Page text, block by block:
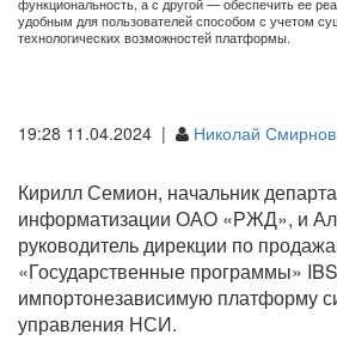
удобным для пользователей способом с учетом
технологических возможностей платформы.
19:28 11.04.2024 | Николай Смирнов
Кирилл Семион, начальник
информатизации ОАО «РЖД», и
руководитель дирекции по
«Государственные программы»
импортонезависимую платформу
управления НСИ.